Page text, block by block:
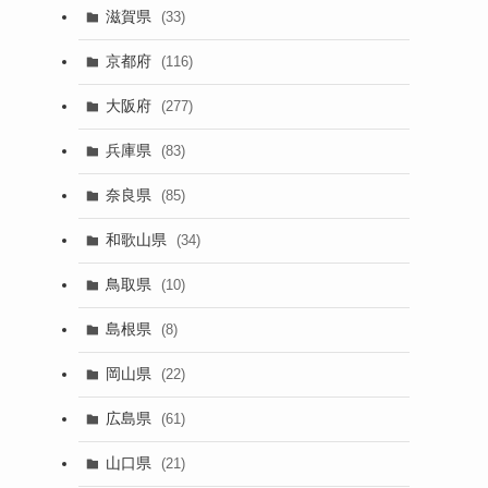
滋賀県 (33)
京都府 (116)
大阪府 (277)
兵庫県 (83)
奈良県 (85)
和歌山県 (34)
鳥取県 (10)
島根県 (8)
岡山県 (22)
広島県 (61)
山口県 (21)